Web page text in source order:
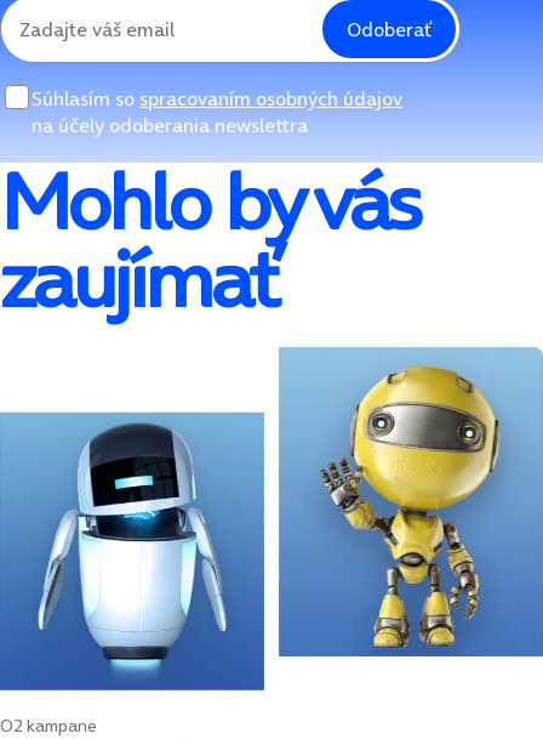
Odoberať
Súhlasím so spracovaním osobných údajov
na účely odoberania newslettra
Mohlo by vás
zaujímať
O2 kampane